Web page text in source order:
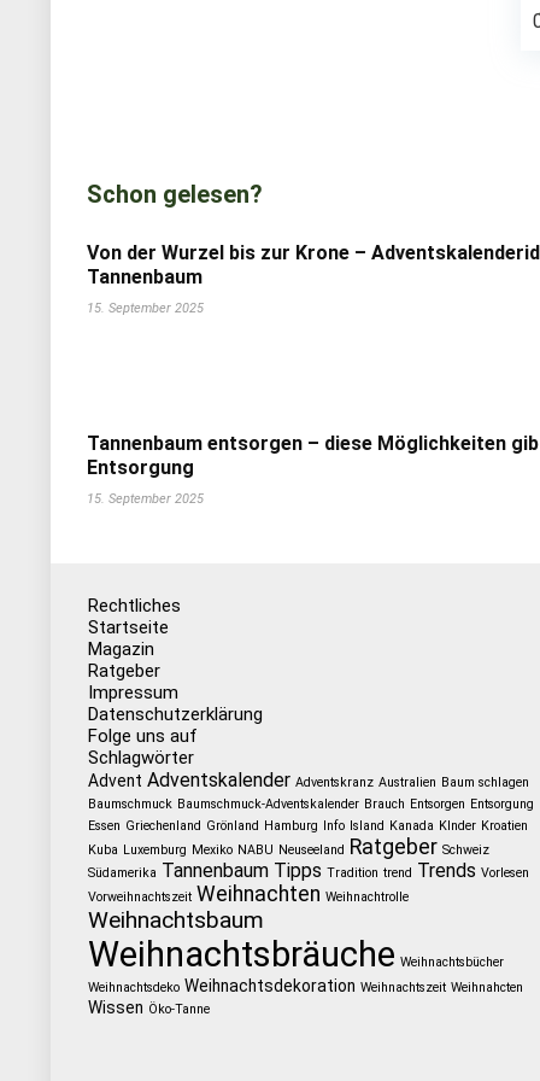
Schon gelesen?
Von der Wurzel bis zur Krone –
Tannenbaum
15. September 2025
Tannenbaum entsorgen – diese Möglichkeiten
Entsorgung
15. September 2025
Rechtliches
Startseite
Magazin
Ratgeber
Impressum
Datenschutzerklärung
Folge uns auf
Schlagwörter
Advent Adventskalender Adventskranz Australien Baum schlagen
Baumschmuck Baumschmuck-Adventskalender Brauch Entsorgen Entsorgung
Essen Griechenland Grönland Hamburg Info Island Kanada KInder Kroatien
Kuba Luxemburg Mexiko NABU Neuseeland Ratgeber Schweiz
Südamerika Tannenbaum Tipps Tradition trend Trends Vorlesen
Vorweihnachtszeit Weihnachten Weihnachtrolle
Weihnachtsbaum
Weihnachtsbräuche Weihnachtsbücher
Weihnachtsdeko Weihnachtsdekoration Weihnachtszeit Weihnahcten
Wissen Öko-Tanne